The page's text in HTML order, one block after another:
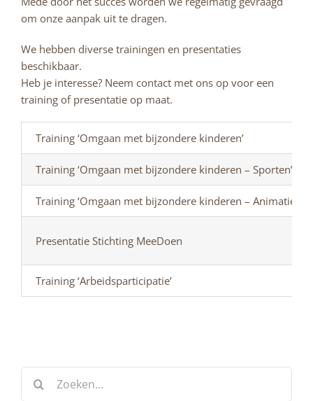
om onze aanpak uit te dragen.
We hebben diverse trainingen en presentaties
beschikbaar.
Heb je interesse? Neem contact met ons op voor een
training of presentatie op maat.
Training ‘Omgaan met bijzondere kinderen’
Training ‘Omgaan met bijzondere kinderen – Sporten’
Training ‘Omgaan met bijzondere kinderen –
Presentatie Stichting MeeDoen
Training ‘Arbeidsparticipatie’
naar: